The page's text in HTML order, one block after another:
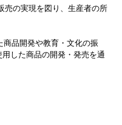
売の実現を図り、生産者の所
商品開発や教育・文化の振
した商品の開発・発売を通